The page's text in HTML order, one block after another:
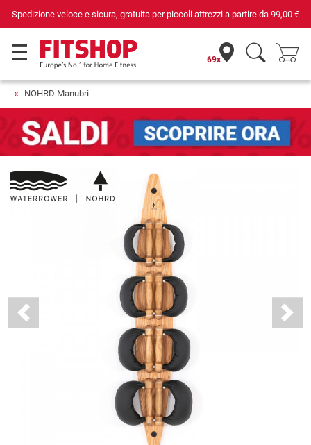
Spedizione veloce e sicura, gratuita per piccoli attrezzi a partire da 99,00 €
69x
NOHRD Manubri
Previous Next